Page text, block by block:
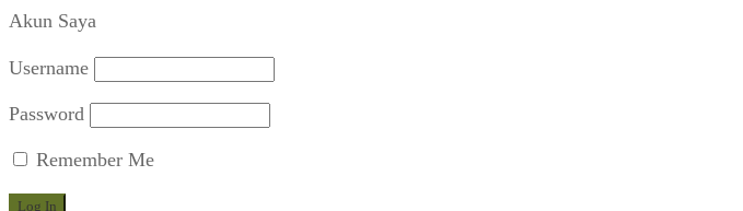
Akun Saya
Username
Password
Remember Me